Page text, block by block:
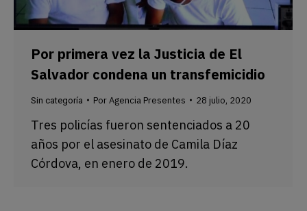
Por primera vez la Justicia de El
Salvador condena un transfemicidio
Sin categoría PorAgencia Presentes 28 julio, 2020
Tres policías fueron sentenciados a 20
años por el asesinato de Camila Díaz
Córdova, en enero de 2019.